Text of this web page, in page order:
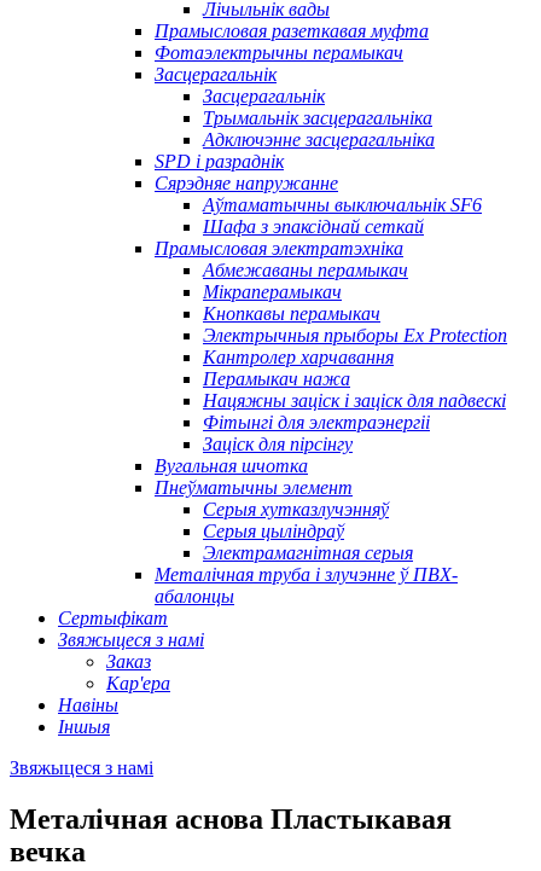
Лічыльнік вады
Прамысловая разеткавая муфта
Фотаэлектрычны перамыкач
Засцерагальнік
Засцерагальнік
Трымальнік засцерагальніка
Адключэнне засцерагальніка
SPD і разраднік
Сярэдняе напружанне
Аўтаматычны выключальнік SF6
Шафа з эпаксіднай сеткай
Прамысловая электратэхніка
Абмежаваны перамыкач
Мікраперамыкач
Кнопкавы перамыкач
Электрычныя прыборы Ex Protection
Кантролер харчавання
Перамыкач нажа
Нацяжны заціск і заціск для падвескі
Фітынгі для электраэнергіі
Заціск для пірсінгу
Вугальная шчотка
Пнеўматычны элемент
Серыя хутказлучэнняў
Серыя цыліндраў
Электрамагнітная серыя
Металічная труба і злучэнне ў ПВХ-
абалонцы
Сертыфікат
Звяжыцеся з намі
Заказ
Кар'ера
Навіны
Іншыя
Звяжыцеся з намі
Металічная аснова Пластыкавая
вечка